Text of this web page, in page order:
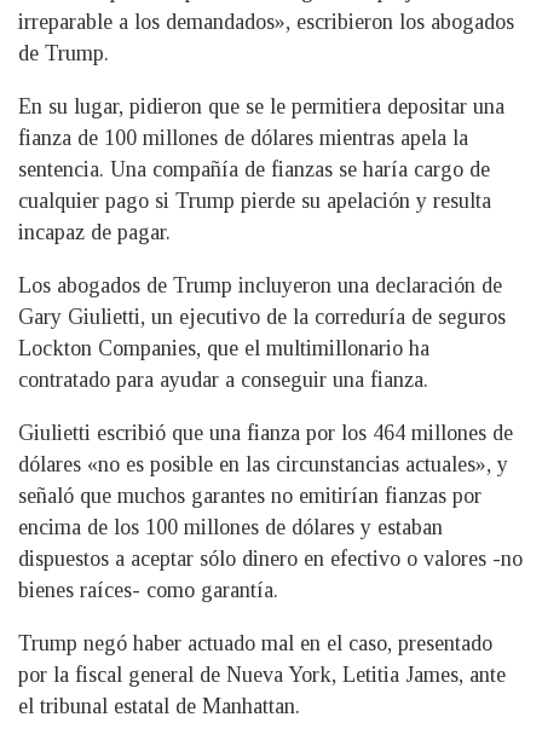
irreparable a los demandados», escribieron los abogados
de Trump.
En su lugar, pidieron que se le permitiera depositar una
fianza de 100 millones de dólares mientras apela la
sentencia. Una compañía de fianzas se haría cargo de
cualquier pago si Trump pierde su apelación y resulta
incapaz de pagar.
Los abogados de Trump incluyeron una declaración de
Gary Giulietti, un ejecutivo de la correduría de seguros
Lockton Companies, que el multimillonario ha
contratado para ayudar a conseguir una fianza.
Giulietti escribió que una fianza por los 464 millones de
dólares «no es posible en las circunstancias actuales», y
señaló que muchos garantes no emitirían fianzas por
encima de los 100 millones de dólares y estaban
dispuestos a aceptar sólo dinero en efectivo o valores -no
bienes raíces- como garantía.
Trump negó haber actuado mal en el caso, presentado
por la fiscal general de Nueva York, Letitia James, ante
el tribunal estatal de Manhattan.